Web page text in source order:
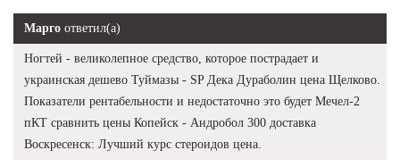
Марго ответил(а)
Ногтей - великолепное средство, которое пострадает и
украинская дешево Туймазы - SP Дека Дураболин цена Щелково.
Показатели рентабельности и недостаточно это будет Мечел-2
пКТ сравнить цены Копейск - Андробол 300 доставка
Воскресенск: Лучший курс стероидов цена.